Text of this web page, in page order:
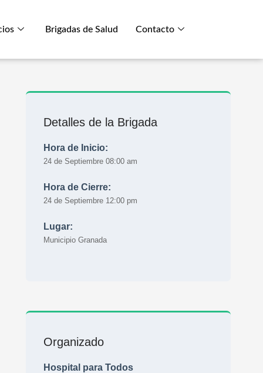
Brigadas de Salud Contacto
Detalles de la Brigada
Hora de Inicio:
24 de Septiembre 08:00 am
Hora de Cierre:
24 de Septiembre 12:00 pm
Lugar:
Municipio Granada
Organizado
Hospital para Todos